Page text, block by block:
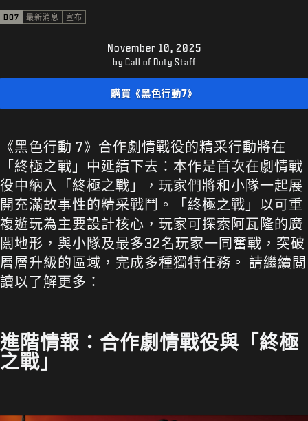
客服支援
登入|註冊
BO7 最新消息 宣布
November 10, 2025
by Call of Duty Staff
購買《黑色行動7》
《黑色行動 7》合作劇情戰役的精采行動將在
「終極之戰」中延續下去：本作是首次在劇情戰
役中納入「終極之戰」，玩家們將和小隊一起展
開充滿故事性的精采戰鬥。「終極之戰」以可重
複遊玩為主要設計核心，玩家可探索阿瓦隆的廣
闊地形，與小隊及最多32名玩家一同奮戰，突破
層層升級的區域，完成多種獨特任務。 請繼續閲
讀以了解更多：
進階情報：合作劇情戰役與「終極
之戰」